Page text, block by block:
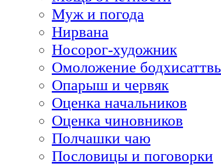
Муж и погода
Нирвана
Носорог-художник
Омоложение
Опарыш и червяк
Оценка начальников
Оценка чиновников
Полчашки чаю
Пословицы и поговорки